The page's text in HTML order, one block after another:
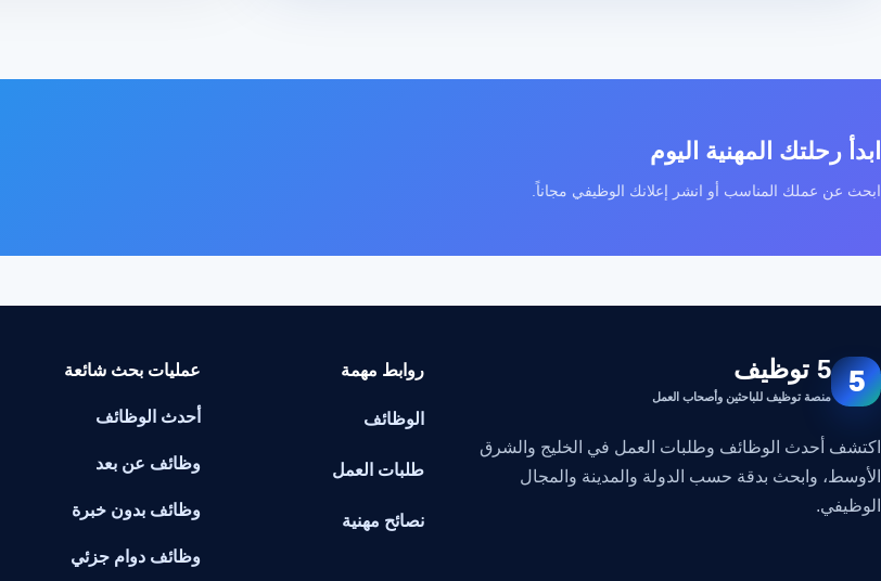
ابدأ رحلتك المهنية اليوم
ابحث عن عملك المناسب أو انشر إعلانك الوظيفي مجاناً.
5 5 توظيف
منصة توظيف للباحثين وأصحاب العمل
اكتشف أحدث الوظائف وطلبات العمل في الخليج والشرق
الأوسط، وابحث بدقة حسب الدولة والمدينة والمجال
الوظيفي.
روابط مهمة
الوظائف
طلبات العمل
نصائح مهنية
عمليات بحث شائعة
أحدث الوظائف
وظائف عن بعد
وظائف بدون خبرة
وظائف دوام جزئي